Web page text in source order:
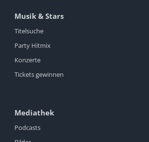
Musik & Stars
Titelsuche
Party Hitmix
Konzerte
Tickets gewinnen
Mediathek
Podcasts